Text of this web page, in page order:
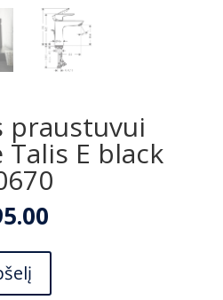
praustuvui
E black
Current
is: